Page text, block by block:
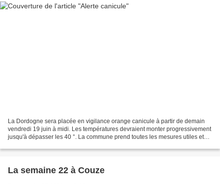
La Dordogne sera placée en vigilance orange canicule à partir de demain
vendredi 19 juin à midi. Les températures devraient monter progressivement
jusqu'à dépasser les 40 °. La commune prend toutes les mesures utiles et
La semaine 22 à Couze